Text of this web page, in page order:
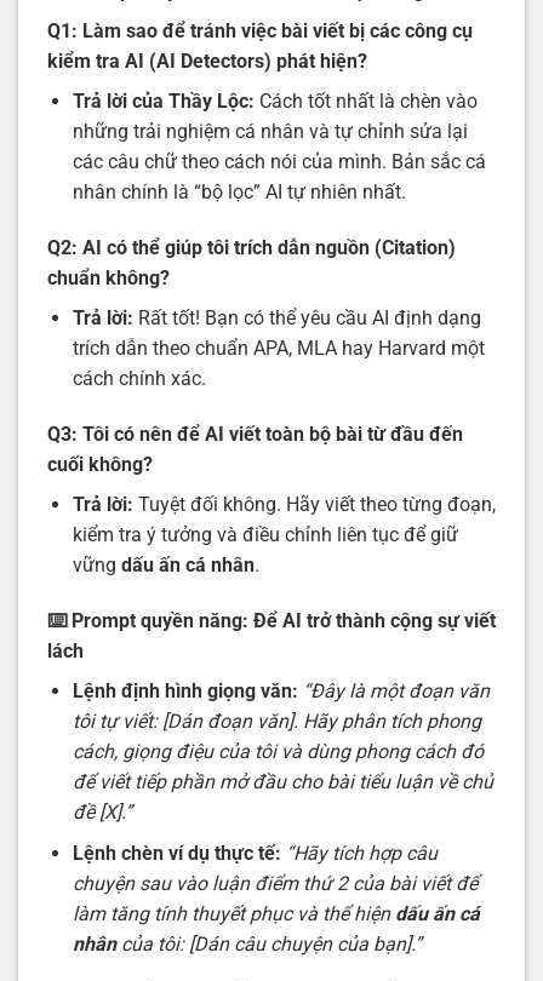
Q1: Làm sao để tránh việc bài viết bị các công cụ
kiểm tra AI (AI Detectors) phát hiện?
Trả lời của Thầy Lộc: Cách tốt nhất là chèn vào
những trải nghiệm cá nhân và tự chỉnh sửa lại
các câu chữ theo cách nói của mình. Bản sắc cá
nhân chính là “bộ lọc” AI tự nhiên nhất.
Q2: AI có thể giúp tôi trích dẫn nguồn (Citation)
chuẩn không?
Trả lời: Rất tốt! Bạn có thể yêu cầu AI định dạng
trích dẫn theo chuẩn APA, MLA hay Harvard một
cách chính xác.
Q3: Tôi có nên để AI viết toàn bộ bài từ đầu đến
cuối không?
Trả lời: Tuyệt đối không. Hãy viết theo từng đoạn,
kiểm tra ý tưởng và điều chỉnh liên tục để giữ
vững dấu ấn cá nhân.
⌨️ Prompt quyền năng: Để AI trở thành cộng sự viết
lách
Lệnh định hình giọng văn: “Đây là một đoạn văn
tôi tự viết: [Dán đoạn văn]. Hãy phân tích phong
cách, giọng điệu của tôi và dùng phong cách đó
để viết tiếp phần mở đầu cho bài tiểu luận về chủ
đề [X].”
Lệnh chèn ví dụ thực tế: “Hãy tích hợp câu
chuyện sau vào luận điểm thứ 2 của bài viết để
làm tăng tính thuyết phục và thể hiện dấu ấn cá
nhâncủa tôi: [Dán câu chuyện của bạn].”